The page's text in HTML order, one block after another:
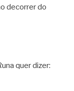
decorrer do
quer dizer: